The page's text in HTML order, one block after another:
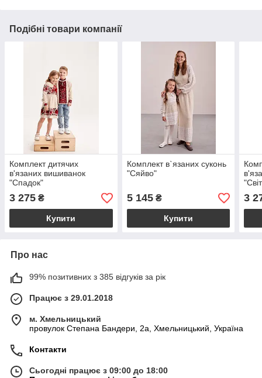
Подібні товари компанії
Комплект дитячих
в'язаних вишиванок
"Спадок"
3 275 ₴
Купити
Комплект в`язаних суконь
"Сяйво"
5 145₴
Купити
3
Про нас
99% позитивних з 385 відгуків за рік
Працює з 29.01.2018
м. Хмельницький
провулок Степана Бандери, 2a, Хмельницький, Україна
Контакти
Сьогодні працює з 09:00 до 18:00